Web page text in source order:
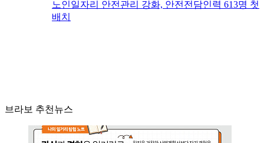
노인일자리 안전관리 강화, 안전전담인력 613명 첫
배치
브라보 추천뉴스